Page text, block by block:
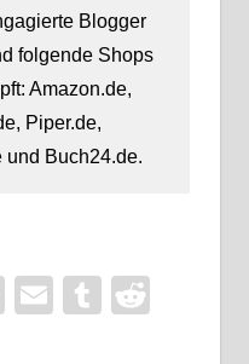
Blogger
folgende Shops
Amazon.de,
Piper.de,
und Buch24.de.
WhatsApp
EmailTumblr